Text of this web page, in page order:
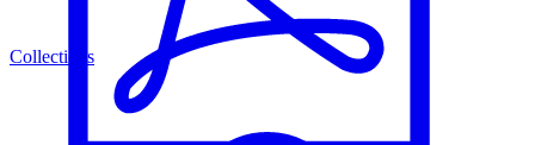
Collections